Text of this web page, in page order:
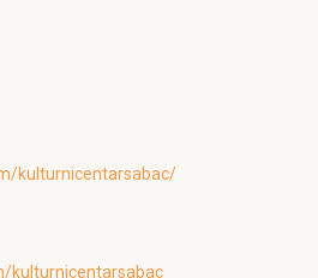
kulturnicentarsabac/
kulturnicentarsabac